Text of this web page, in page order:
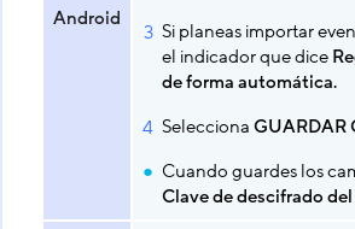
Android
Si planeas importar
el indicador que dice
de forma automática.
Selecciona GUARDAR
Cuando guardes los
Clave de descifrado